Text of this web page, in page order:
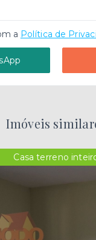
a Política de
Imóveis
Casa terreno